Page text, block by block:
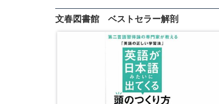
文春図書館 ベストセラー解剖